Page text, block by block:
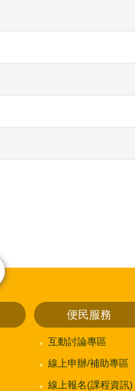
便民服務
互動討論專區
線上申辦/補助專區
線上報名(課程資訊)